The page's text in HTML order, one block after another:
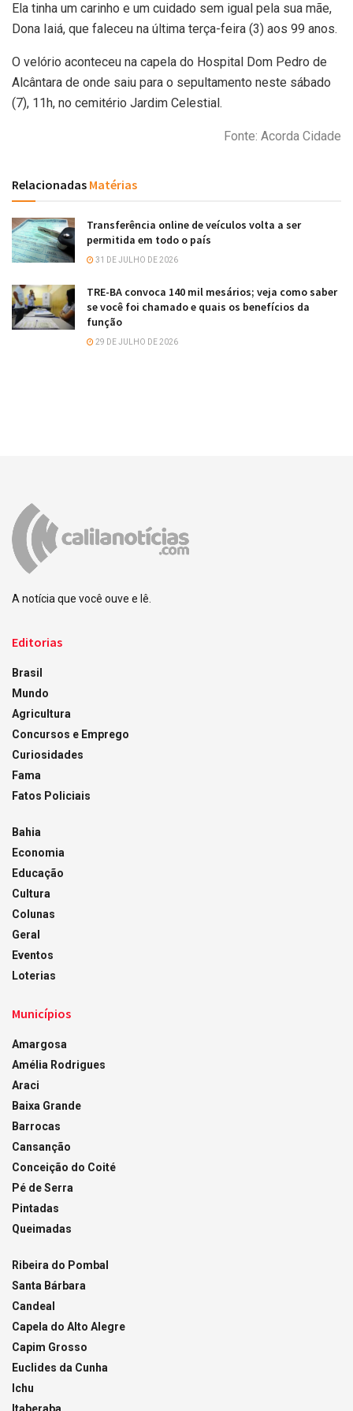
Ela tinha um carinho e um cuidado sem igual pela sua mãe,
Dona Iaiá, que faleceu na última terça-feira (3) aos 99 anos.
O velório aconteceu na capela do Hospital Dom Pedro de
Alcântara de onde saiu para o sepultamento neste sábado
(7), 11h, no cemitério Jardim Celestial.
Fonte: Acorda Cidade
Relacionadas Matérias
Transferência online de veículos volta a ser
permitida em todo o país
31 DE JULHO DE 2026
TRE-BA convoca 140 mil mesários; veja como saber
se você foi chamado e quais os benefícios da
função
29 DE JULHO DE 2026
A notícia que você ouve e lê.
Editorias
Brasil
Mundo
Agricultura
Concursos e Emprego
Curiosidades
Fama
Fatos Policiais
Bahia
Economia
Educação
Cultura
Colunas
Geral
Eventos
Loterias
Municípios
Amargosa
Amélia Rodrigues
Araci
Baixa Grande
Barrocas
Cansanção
Conceição do Coité
Pé de Serra
Pintadas
Queimadas
Ribeira do Pombal
Santa Bárbara
Candeal
Capela do Alto Alegre
Capim Grosso
Euclides da Cunha
Ichu